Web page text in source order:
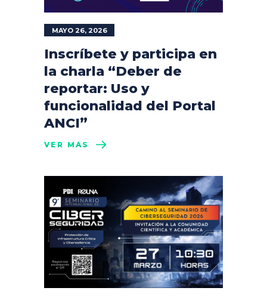
MAYO 26, 2026
Inscríbete y participa en
la charla “Deber de
reportar: Uso y
funcionalidad del Portal
ANCI”
VER MÁS